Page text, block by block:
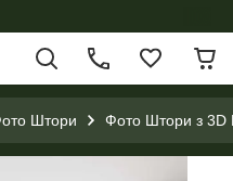
Штори Фото Штори з 3D